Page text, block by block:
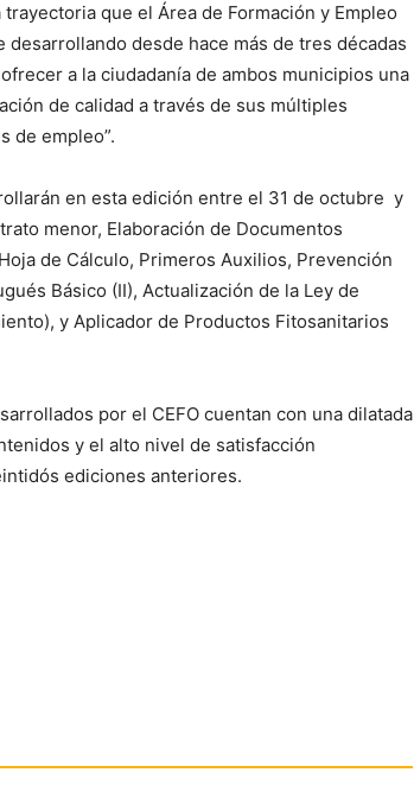
trayectoria que el Área de Formación y Empleo
desarrollando desde hace más de tres décadas
a la ciudadanía de ambos municipios una
de calidad a través de sus múltiples
de empleo”.
en esta edición entre el 31 de octubre y
menor, Elaboración de Documentos
de Cálculo, Primeros Auxilios, Prevención
Básico (II), Actualización de la Ley de
y Aplicador de Productos Fitosanitarios
por el CEFO cuentan con una dilatada
y el alto nivel de satisfacción
ediciones anteriores.